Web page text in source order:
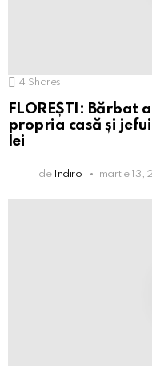
4 Shares
FLOREȘTI: Bărbat
propria casă și
lei
de Indiro martie 13,